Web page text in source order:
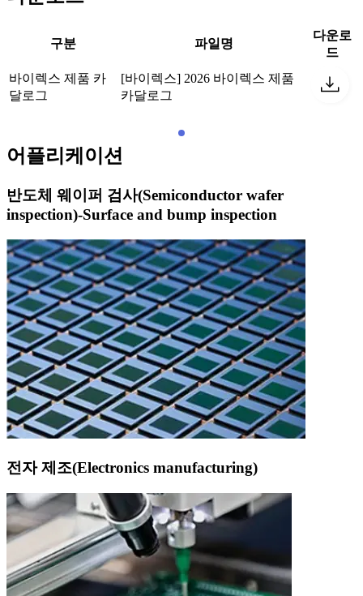
구분 파일명
다운로
드
바이렉스 제품 카
달로그
[바이렉스] 2026 바이렉스 제품
카달로그
어플리케이션
반도체 웨이퍼 검사(Semiconductor wafer
inspection)-Surface and bump inspection
전자 제조(Electronics manufacturing)